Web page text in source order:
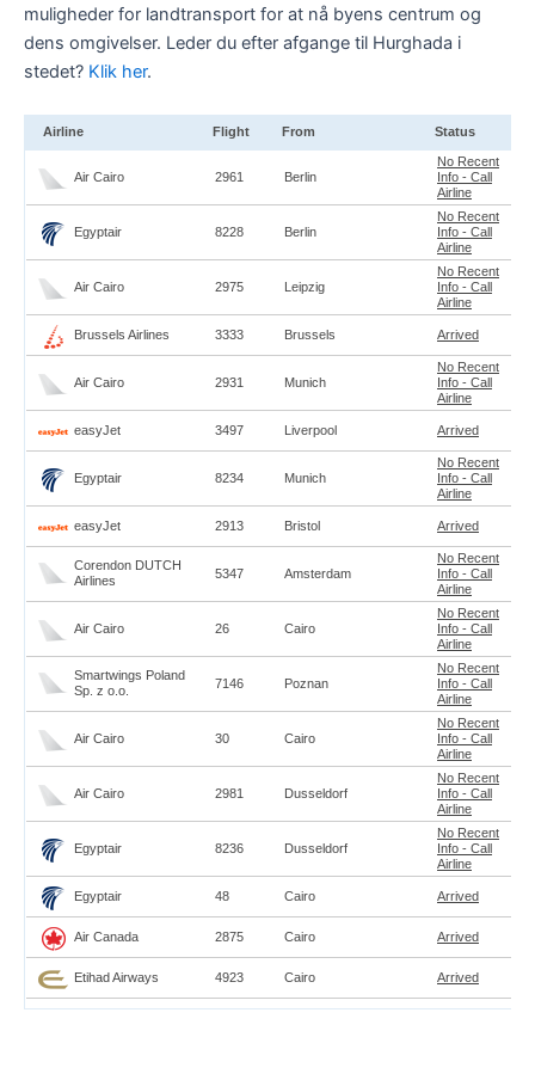
muligheder for landtransport for at nå byens centrum og
dens omgivelser. Leder du efter afgange til Hurghada i
stedet? Klik her.